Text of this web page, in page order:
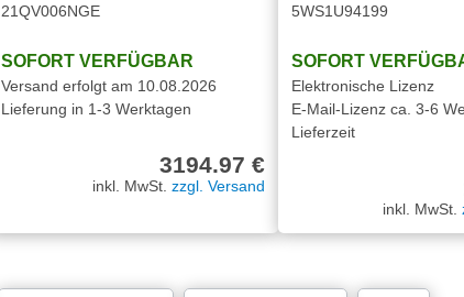
21QV006NGE
SOFORT VERFÜGBAR
Versand erfolgt am 10.08.2026
Lieferung in 1-3 Werktagen
3194.97 €
inkl. MwSt. zzgl. Versand
5WS1U94199
SOFORT
Elektronische Lizenz
E-Mail-Lizenz ca. 3-6
Lieferzeit
inkl. MwSt.